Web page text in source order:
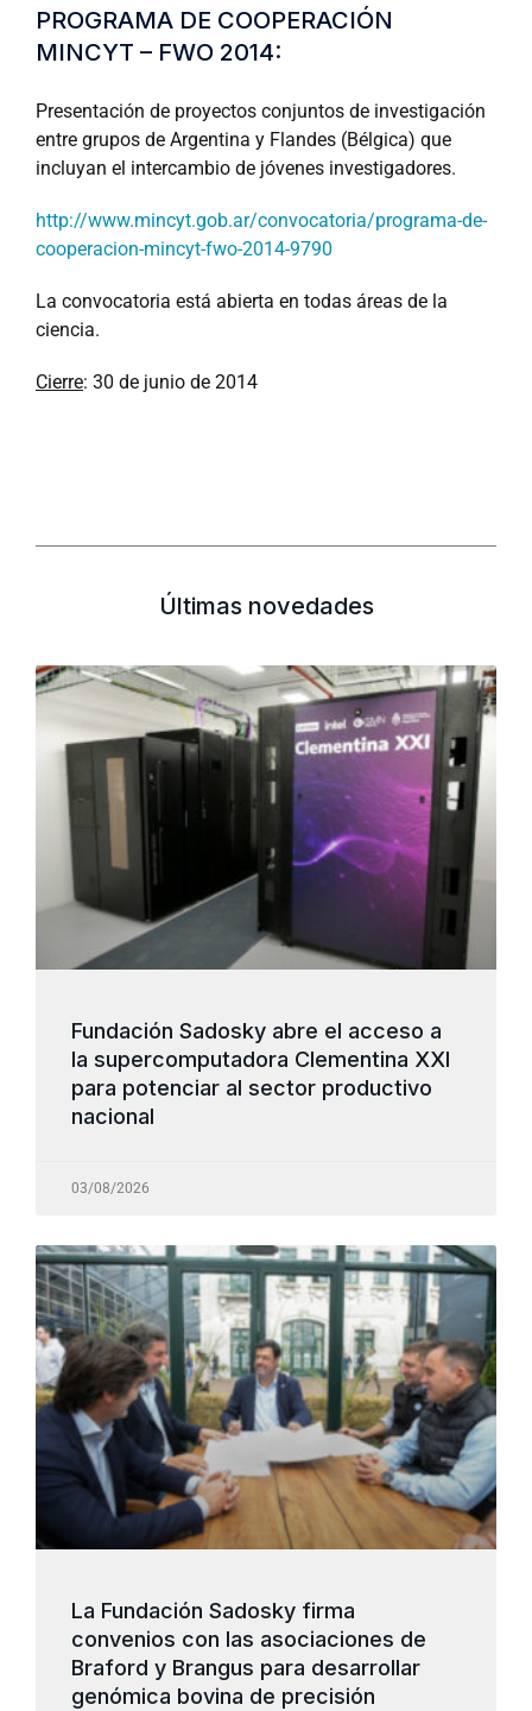
PROGRAMA DE COOPERACIÓN
MINCYT – FWO 2014:
Presentación de proyectos conjuntos de investigación
entre grupos de Argentina y Flandes (Bélgica) que
incluyan el intercambio de jóvenes investigadores.
http://www.mincyt.gob.ar/convocatoria/programa-de-
cooperacion-mincyt-fwo-2014-9790
La convocatoria está abierta en todas áreas de la
ciencia.
Cierre: 30 de junio de 2014
Últimas novedades
Fundación Sadosky abre el acceso a
la supercomputadora Clementina XXI
para potenciar al sector productivo
nacional
03/08/2026
La Fundación Sadosky firma
convenios con las asociaciones de
Braford y Brangus para desarrollar
genómica bovina de precisión